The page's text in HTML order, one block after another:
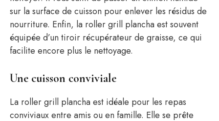
sur la surface de cuisson pour enlever les résidus de
nourriture. Enfin, la roller grill plancha est souvent
équipée d’un tiroir récupérateur de graisse, ce qui
facilite encore plus le nettoyage.
Une cuisson conviviale
La roller grill plancha est idéale pour les repas
conviviaux entre amis ou en famille. Elle se prête